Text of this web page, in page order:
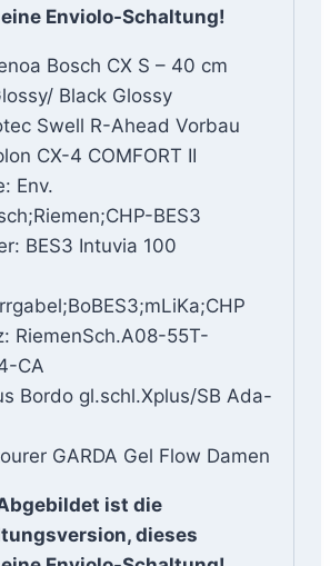
Enviolo-Schaltung!
Bosch CX S – 40 cm
Black Glossy
Swell R-Ahead Vorbau
CX-4 COMFORT II
Env.
BES3
BES3 Intuvia 100
RiemenSch.A08-55T-
CA
Bordo gl.schl.Xplus/SB Ada-
GARDA Gel Flow Damen
ist die
dieses